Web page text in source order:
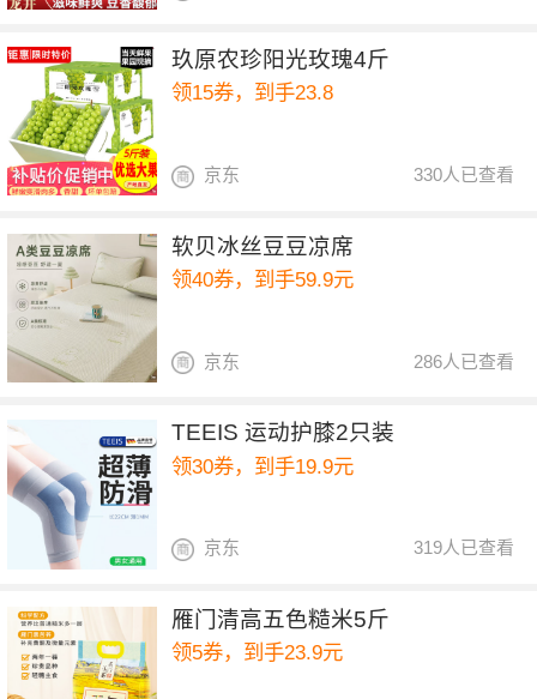
玖原农珍阳光玫瑰4斤
领15券，到手23.8
330人已查看
京东
软贝冰丝豆豆凉席
领40券，到手59.9元
286人已查看
京东
TEEIS 运动护膝2只装
领30券，到手19.9元
319人已查看
京东
雁门清高五色糙米5斤
领5券，到手23.9元